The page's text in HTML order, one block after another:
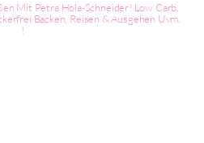
Mit Petra Hola-Schneider! Low Carb,
Backen, Reisen & Ausgehen Uvm.
!